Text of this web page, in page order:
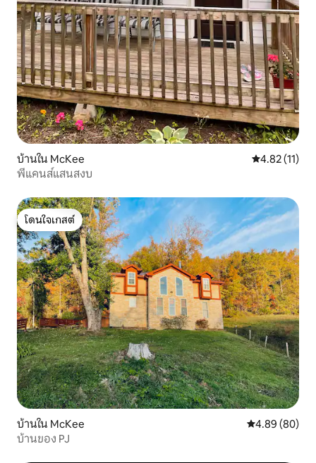
บ้านใน McKee คะแนนเฉลี่ย
4.82 (11)
พีแคนส์แสนสงบ
โดนใจเกสต์
โดนใจเกสต์
บ้านใน McKee คะแนนเฉลี่ย
4.89 (80)
บ้านของ PJ